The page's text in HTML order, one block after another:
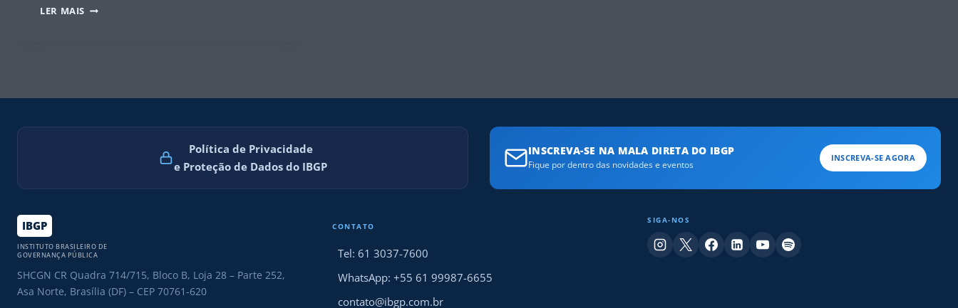
LER MAIS COMPARATIVO
(LEI
E
Política de Privacidade
e Proteção de Dados do IBGP
INSCREVA-SE NA MALA DIRETA DO IBGP
Fique por dentro das novidades e eventos
INSCREVA-SE AGORA
IBGP
INSTITUTO BRASILEIRO DE
GOVERNANÇA PÚBLICA
SHCGN CR Quadra 714/715, Bloco B, Loja 28 – Parte 252,
Asa Norte, Brasília (DF) – CEP 70761-620
CONTATO
Tel: 61 3037-7600
WhatsApp: +55 61 99987-6655
contato@ibgp.com.br
SIGA-NOS